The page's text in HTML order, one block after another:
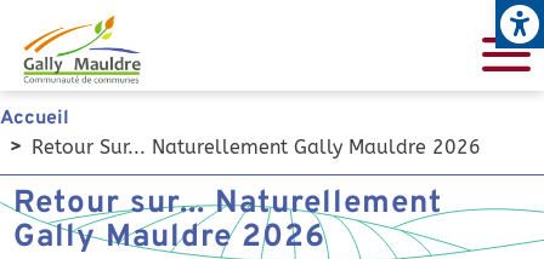
Accueil
Retour Sur... Naturellement Gally Mauldre 2026
Retour sur... Naturellement
Gally Mauldre 2026